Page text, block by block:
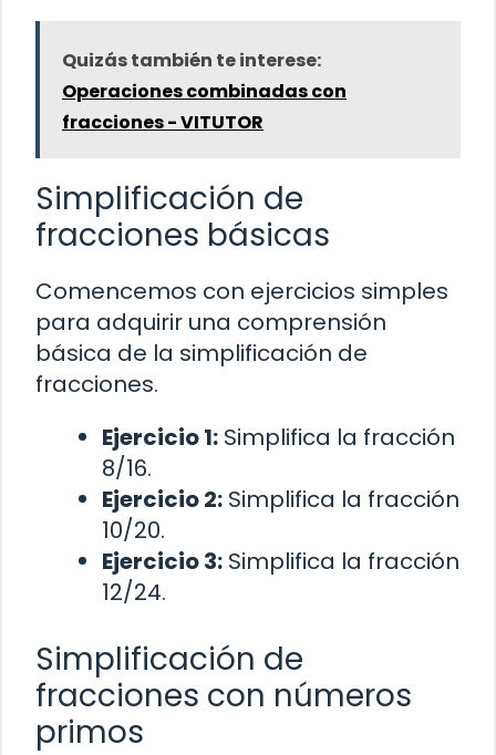
Quizás también te interese:
Operaciones combinadas con
fracciones - VITUTOR
Simplificación de
fracciones básicas
Comencemos con ejercicios simples
para adquirir una comprensión
básica de la simplificación de
fracciones.
Ejercicio 1: Simplifica la fracción
8/16.
Ejercicio 2: Simplifica la fracción
10/20.
Ejercicio 3: Simplifica la fracción
12/24.
Simplificación de
fracciones con números
primos